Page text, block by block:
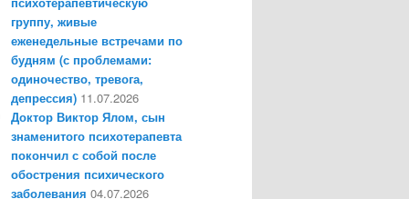
группу, живые
еженедельные встречами по
будням (с проблемами:
одиночество, тревога,
депрессия) 11.07.2026
Доктор Виктор Ялом, сын
знаменитого психотерапевта
покончил с собой после
обострения психического
заболевания 04.07.2026